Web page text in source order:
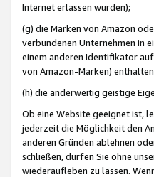
Internet erlassen wurden);
(g) die Marken von Amazon
verbundenen Unternehmen in
einem anderen Identifikator
von Amazon-Marken)
(h) die anderweitig geistige
Ob eine Website geeignet ist,
jederzeit die Möglichkeit den
anderen Gründen ablehnen
schließen, dürfen Sie ohne
wiederaufleben zu lassen.